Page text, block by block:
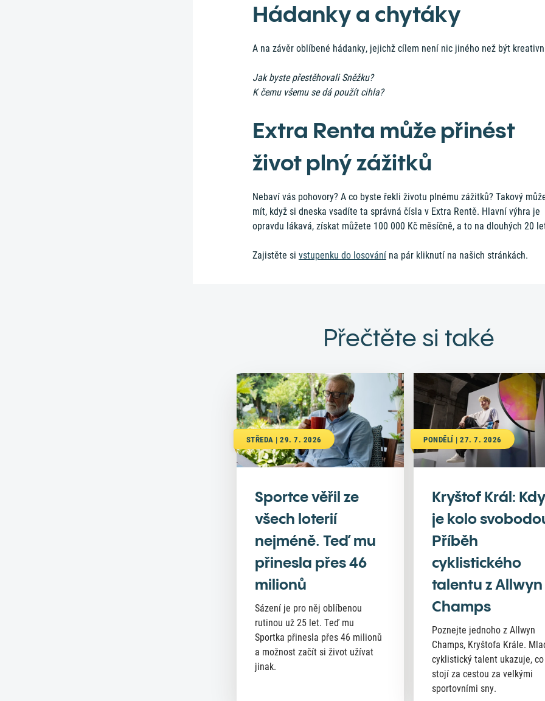
Hádanky a chytáky
A na závěr oblíbené hádanky, jejichž cílem není nic jiného než být
Jak byste přestěhovali Sněžku?
K čemu všemu se dá použít cihla?
Extra Renta může přinést
život plný zážitků
Nebaví vás pohovory? A co byste řekli životu plnému zážitků? Takový
mít, když si dneska vsadíte ta správná čísla v Extra Rentě. Hlavní výhra je
opravdu lákavá, získat můžete 100 000 Kč měsíčně, a to na dlouhých 20
Zajistěte si vstupenku do losování na pár kliknutí na našich stránkách.
Přečtěte si také
STŘEDA | 29. 7. 2026
Sportce věřil ze
všech loterií
nejméně. Teď mu
přinesla přes 46
milionů
Sázení je pro něj oblíbenou
rutinou už 25 let. Teď mu
Sportka přinesla přes 46 milionů
a možnost začít si život užívat
jinak.
PONDĚLÍ | 27. 7. 2026
Kryštof Král:
je kolo
Příběh
cyklistického
talentu z Allwyn
Champs
Poznejte jednoho z Allwyn
Champs, Kryštofa Krále.
cyklistický talent ukazuje, co
stojí za cestou za velkými
sportovními sny.